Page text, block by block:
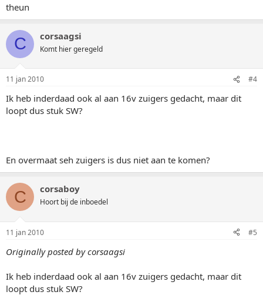
theun
C corsaagsi
Komt hier geregeld
11 jan 2010 #4
Ik heb inderdaad ook al aan 16v zuigers gedacht, maar dit
loopt dus stuk SW?
En overmaat seh zuigers is dus niet aan te komen?
C corsaboy
Hoort bij de inboedel
11 jan 2010 #5
Originally posted by corsaagsi
Ik heb inderdaad ook al aan 16v zuigers gedacht, maar dit
loopt dus stuk SW?